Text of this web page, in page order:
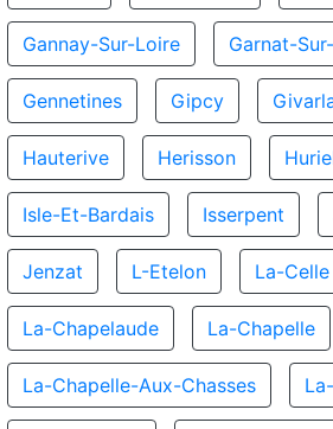
Gannay-Sur-Loire Garnat-
Gennetines Gipcy
Hauterive Herisson
Isle-Et-Bardais Isserpent
Jenzat L-Etelon La-Celle
La-Chapelaude La-Chapelle
La-Chapelle-Aux-Chasses